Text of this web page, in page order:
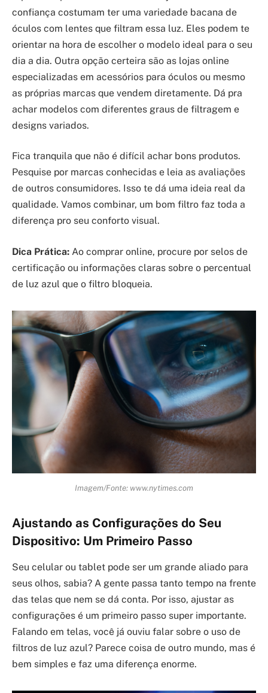
confiança costumam ter uma variedade bacana de
óculos com lentes que filtram essa luz. Eles podem te
orientar na hora de escolher o modelo ideal para o seu
dia a dia. Outra opção certeira são as lojas online
especializadas em acessórios para óculos ou mesmo
as próprias marcas que vendem diretamente. Dá pra
achar modelos com diferentes graus de filtragem e
designs variados.
Fica tranquila que não é difícil achar bons produtos.
Pesquise por marcas conhecidas e leia as avaliações
de outros consumidores. Isso te dá uma ideia real da
qualidade. Vamos combinar, um bom filtro faz toda a
diferença pro seu conforto visual.
Dica Prática: Ao comprar online, procure por selos de
certificação ou informações claras sobre o percentual
de luz azul que o filtro bloqueia.
Imagem/Fonte: www.nytimes.com
Ajustando as Configurações do Seu
Dispositivo: Um Primeiro Passo
Seu celular ou tablet pode ser um grande aliado para
seus olhos, sabia? A gente passa tanto tempo na frente
das telas que nem se dá conta. Por isso, ajustar as
configurações é um primeiro passo super importante.
Falando em telas, você já ouviu falar sobre o uso de
filtros de luz azul? Parece coisa de outro mundo, mas é
bem simples e faz uma diferença enorme.